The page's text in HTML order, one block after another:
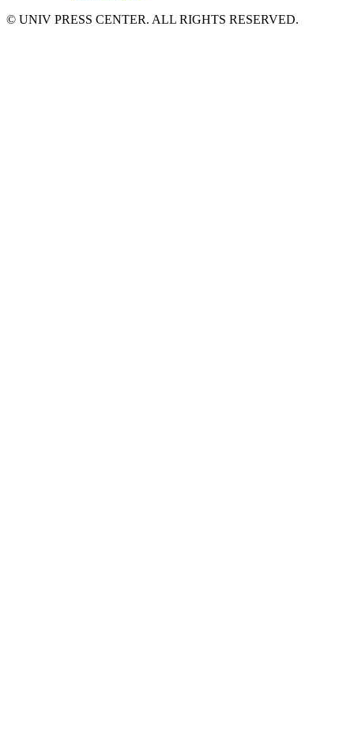
© UNIV PRESS CENTER. ALL RIGHTS RESERVED.